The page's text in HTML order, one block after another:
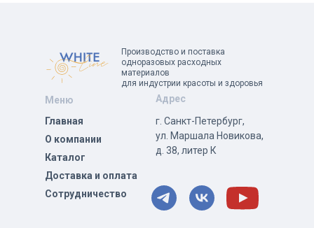
Производство и поставка
одноразовых расходных
материалов
для индустрии красоты и здоровья
Меню Адрес
О компании
Каталог
Доставка и оплата
Сотрудничество
г. Санкт-Петербург,
ул. Маршала Новикова,
д. 38, литер К
Главная